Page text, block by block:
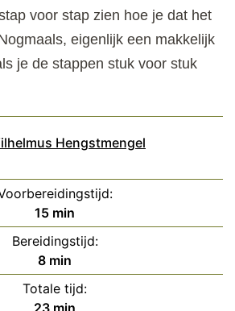
voor stap zien hoe je dat het
eigenlijk een makkelijk
je de stappen stuk voor stuk
Hengstmengel
15minuten
min
Bereidingstijd:
8minuten
min
Totale tijd:
23minuten
min